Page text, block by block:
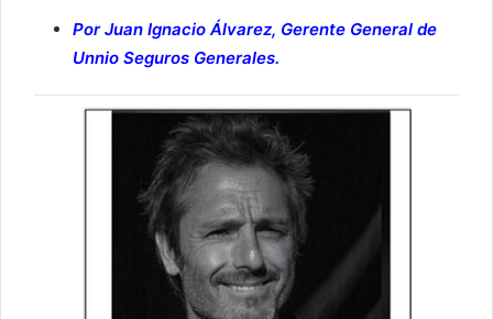
Por Juan Ignacio Álvarez, Gerente General de
Unnio Seguros Generales.